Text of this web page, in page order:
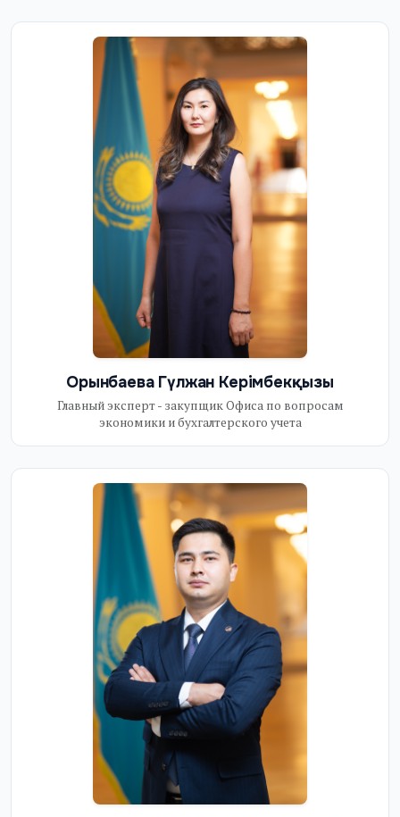
Орынбаева Гүлжан Керімбекқызы
Главный эксперт - закупщик Офиса по вопросам
экономики и бухгалтерского учета